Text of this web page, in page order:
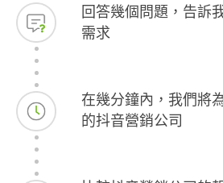
回答幾個問題，告訴
需求
在幾分鐘內，我們將
的抖音營銷公司